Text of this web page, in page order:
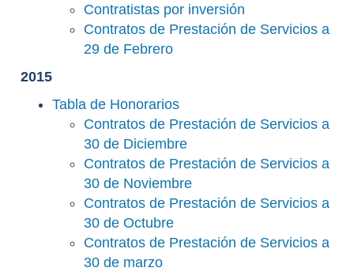
Contratistas por inversión
Contratos de Prestación de Servicios a
29 de Febrero
2015
Tabla de Honorarios
Contratos de Prestación de Servicios a
30 de Diciembre
Contratos de Prestación de Servicios a
30 de Noviembre
Contratos de Prestación de Servicios a
30 de Octubre
Contratos de Prestación de Servicios a
30 de marzo